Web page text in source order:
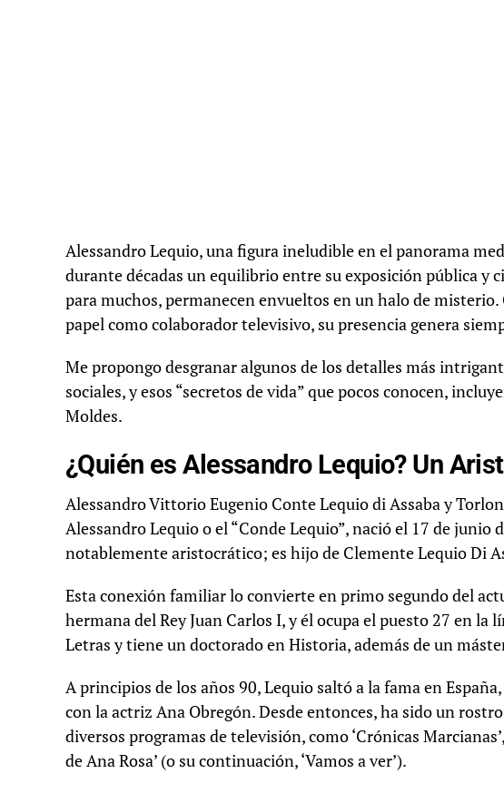
Alessandro Lequio, una figura ineludible en el panorama
durante décadas un equilibrio entre su exposición pública y
para muchos, permanecen envueltos en un halo de
papel como colaborador televisivo, su presencia genera
Me propongo desgranar algunos de los detalles más
sociales, y esos “secretos de vida” que pocos conocen,
Moldes.
¿Quién es Alessandro Lequio? Un
Alessandro Vittorio Eugenio Conte Lequio di Assaba y
Alessandro Lequio o el “Conde Lequio”, nació el 17 de junio
notablemente aristocrático; es hijo de Clemente Lequio Di
Esta conexión familiar lo convierte en primo segundo del
hermana del Rey Juan Carlos I, y él ocupa el puesto 27 en la
Letras y tiene un doctorado en Historia, además de un
A principios de los años 90, Lequio saltó a la fama en
con la actriz Ana Obregón. Desde entonces, ha sido un
diversos programas de televisión, como ‘Crónicas
de Ana Rosa’ (o su continuación, ‘Vamos a ver’).